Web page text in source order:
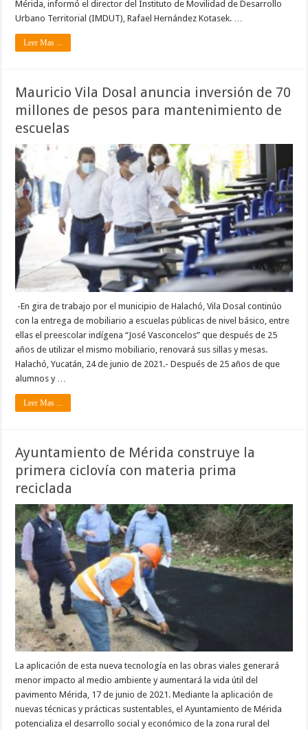
Mérida, informó el director del Instituto de Movilidad de Desarrollo
Urbano Territorial (IMDUT), Rafael Hernández Kotasek. …
Leer Mas ...
Mauricio Vila Dosal anuncia inversión de 70
millones de pesos para mantenimiento de
escuelas
-En gira de trabajo por el municipio de Halachó, Vila Dosal continúo
con la entrega de mobiliario a escuelas públicas de nivel básico, entre
ellas el preescolar indígena “José Vasconcelos” que después de 25
años de utilizar el mismo mobiliario, renovará sus sillas y mesas.
Halachó, Yucatán, 24 de junio de 2021.- Después de 25 años de que
alumnos y …
Leer Mas ...
Ayuntamiento de Mérida construye la
primera ciclovía con materia prima
reciclada
La aplicación de esta nueva tecnología en las obras viales generará
menor impacto al medio ambiente y aumentará la vida útil del
pavimento Mérida, 17 de junio de 2021. Mediante la aplicación de
nuevas técnicas y prácticas sustentables, el Ayuntamiento de Mérida
potencializa el desarrollo social y económico de la zona rural del